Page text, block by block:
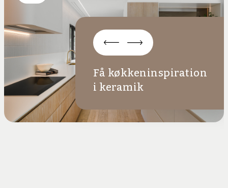
Få køkkeninspiration
i keramik